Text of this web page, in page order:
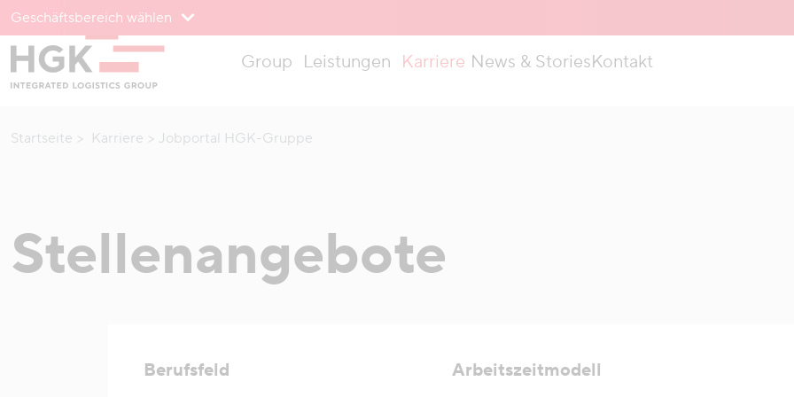
Zum Menü
Zum Inhalt
Geschäftsbereich wählen
Group Leistungen Karriere News & StoriesKontakt
Startseite Karriere Jobportal HGK-Gruppe
Stellenangebote
Berufsfeld Arbeitszeitmodell